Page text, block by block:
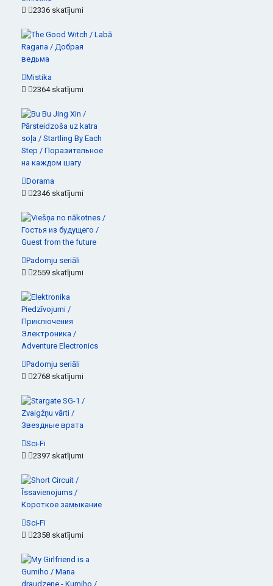
2336 skatījumi
Mistika
2364 skatījumi
Dorama
2346 skatījumi
Padomju seriāli
2559 skatījumi
Padomju seriāli
2768 skatījumi
Sci-Fi
2397 skatījumi
Sci-Fi
2358 skatījumi